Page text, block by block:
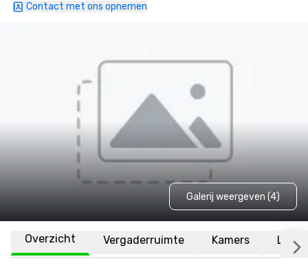
Contact met ons opnemen
Galerij weergeven (4)
Overzicht Vergaderruimte Kamers